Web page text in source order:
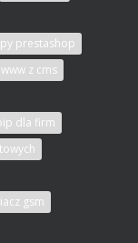
prestashop
z cms
dla firm
gsm